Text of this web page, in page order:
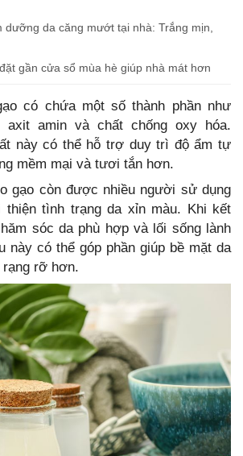
dưỡng da căng mướt tại nhà: Trắng mịn,
gần cửa sổ mùa hè giúp nhà mát hơn
có chứa một số thành phần như
axit amin và chất chống oxy hóa.
này có thể hỗ trợ duy trì độ ẩm tự
mềm mại và tươi tắn hơn.
gạo còn được nhiều người sử dụng
tình trạng da xỉn màu. Khi kết
sóc da phù hợp và lối sống lành
này có thể góp phần giúp bề mặt da
rạng rỡ hơn.